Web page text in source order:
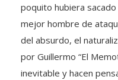
poquito hubiera
mejor hombre de
del absurdo, el
por Guillermo “El
inevitable y hacen